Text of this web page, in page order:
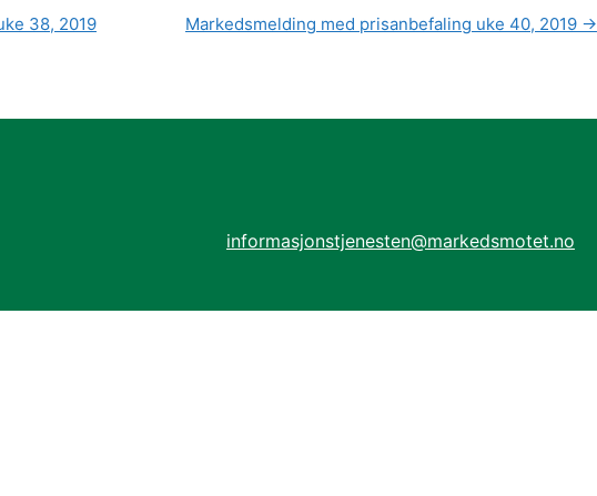
38, 2019 Markedsmelding med prisanbefaling uke 40, 2019 →
informasjonstjenesten@markedsmotet.no